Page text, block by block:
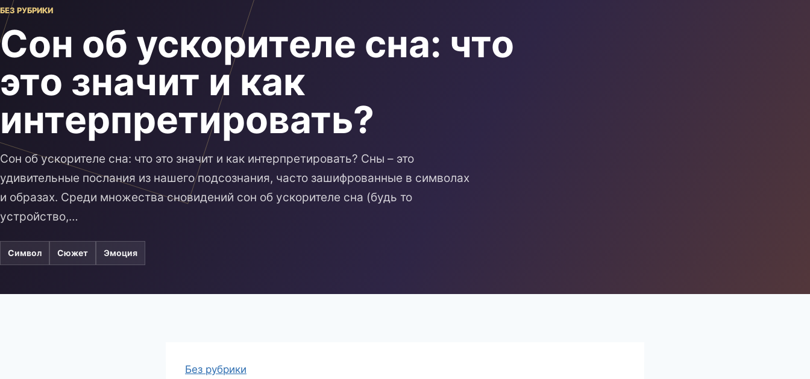
БЕЗ РУБРИКИ
Сон об ускорителе сна: что
это значит и как
интерпретировать?
Сон об ускорителе сна: что это значит и как интерпретировать? Сны – это
удивительные послания из нашего подсознания, часто зашифрованные в символах
и образах. Среди множества сновидений сон об ускорителе сна (будь то
устройство,…
Символ Сюжет Эмоция
Без рубрики